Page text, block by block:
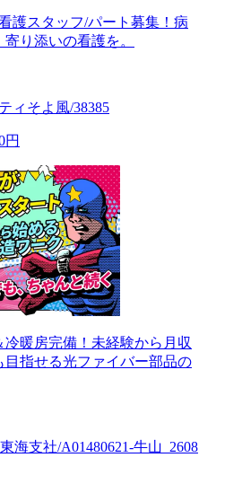
護スタッフ/パート募集！病
り添いの看護を。
ィそよ風/38385
円
冷暖房完備！未経験から月収
目指せる光ファイバー部品の
海支社/A01480621-牛山_2608